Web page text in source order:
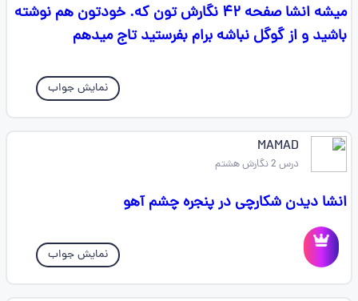
میشه انشا صفحه ۴۲ نگارش تون که. خودتون هم نوشته
باشید و از گوگل نباشه برام بفرستید تاج میدهم
نمایش جواب
MAMAD
درس 2 نگارش هشتم
انشا دیدن شکارچی در پنجره چشم آهو
نمایش جواب